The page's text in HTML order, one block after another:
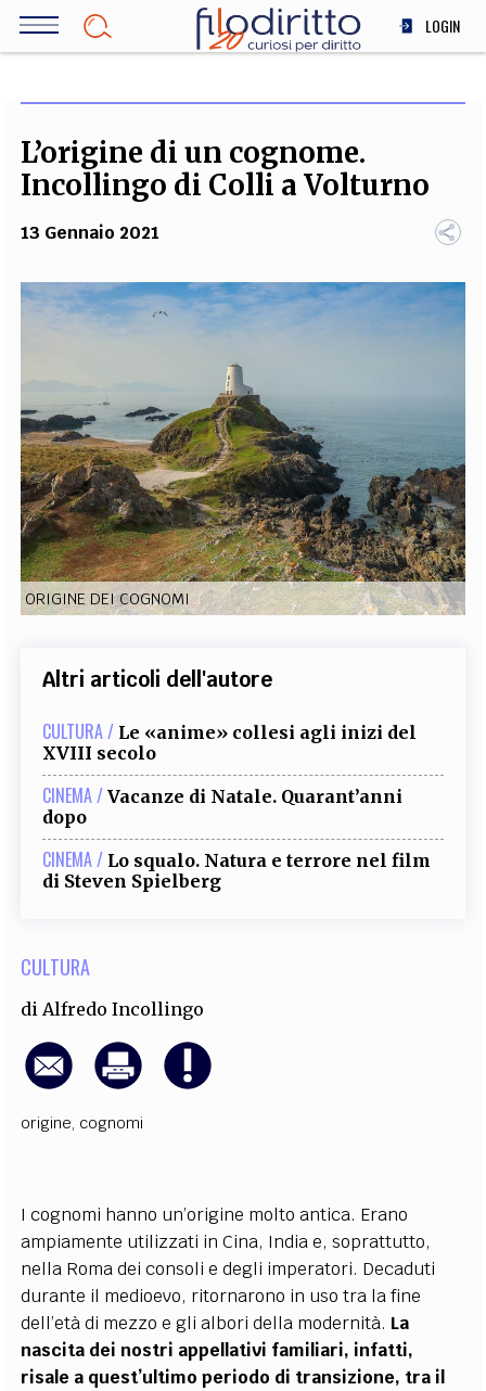
Salta
LOGIN
SOCIETÀ
MEDICINA
ALTRO
TEAM
FILODIRITTO REDAZIONE COMITATO SCIENTIFICO
FOTOGRAFI PARTNER COLLABORA CON NOI
EXTRA
CODICI RUBRICHE LIBRI PROCEEDINGS PUBBLICITÀ CONTATTI
SOCIAL MEDIA
L’origine di un cognome.
Incollingo di Colli a Volturno
13 Gennaio 2021
ORIGINE DEI COGNOMI
Altri articoli dell'autore
CULTURA / Le «anime» collesi agli inizi del
XVIII secolo
CINEMA / Vacanze di Natale. Quarant’anni
dopo
CINEMA / Lo squalo. Natura e terrore nel film
di Steven Spielberg
CULTURA
di Alfredo Incollingo
origine, cognomi
I cognomi hanno un’origine molto antica. Erano
ampiamente utilizzati in Cina, India e, soprattutto,
nella Roma dei consoli e degli imperatori. Decaduti
durante il medioevo, ritornarono in uso tra la fine
dell’età di mezzo e gli albori della modernità. La
nascita dei nostri appellativi familiari, infatti,
risale a quest’ultimo periodo di transizione, tra il